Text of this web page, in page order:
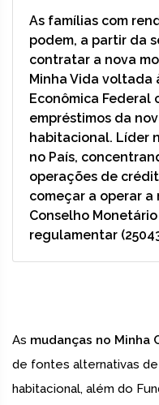
As famílias com
podem, a partir da
contratar a nova
Minha Vida voltada
Econômica Federal
empréstimos da
habitacional. Líder
no País,
operações de
começar a operar
Conselho
regulamentar
As mudanças no Minha
de fontes alternativas
habitacional, além do